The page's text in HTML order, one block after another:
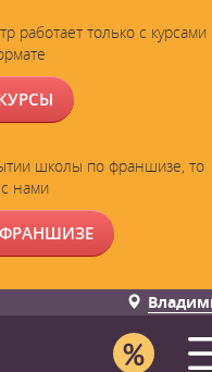
работает только с курсами
школы по франшизе, то
нами